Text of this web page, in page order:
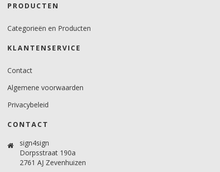
PRODUCTEN
Categorieën en Producten
KLANTENSERVICE
Contact
Algemene voorwaarden
Privacybeleid
CONTACT
sign4sign
Dorpsstraat 190a
2761 AJ Zevenhuizen